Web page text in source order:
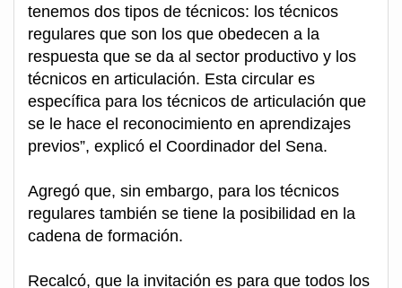
tenemos dos tipos de técnicos: los técnicos
regulares que son los que obedecen a la
respuesta que se da al sector productivo y los
técnicos en articulación. Esta circular es
específica para los técnicos de articulación que
se le hace el reconocimiento en aprendizajes
previos”, explicó el Coordinador del Sena.
Agregó que, sin embargo, para los técnicos
regulares también se tiene la posibilidad en la
cadena de formación.
Recalcó, que la invitación es para que todos los